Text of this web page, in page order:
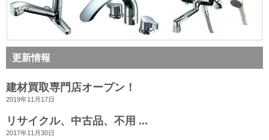
更新情報
建材買取専門店オープン！
2019年11月17日
リサイクル、中古品、不用 ...
2017年11月30日